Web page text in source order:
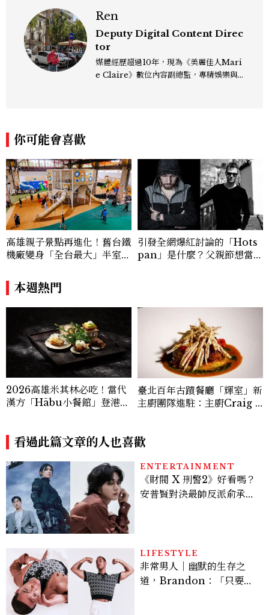
Ren
Deputy Digital Content Direc
tor
媒體經歷超過10年，現為《美麗佳人Mari
e Claire》數位內容副總監，專精娛樂與
你可能會喜歡
高雄親子景點再進化！舊台鐵
機廠變身「全台最大」半室內
費玩到飽
引發全網爆紅討論的「Hots
pan」是什麼？父親節想當天
本週熱門
2026高雄米其林必吃！當代
漢方「Hābu小餐館」登港
臺北百年古蹟餐廳「輝室」新
主廚團隊進駐：主廚Craig Y
料理風味
看過此篇文章的人也喜歡
ENTERTAINMENT
《財閥 X 刑警2》好看嗎？
安普賢對決最帥反派俞承
多大？
LIFESTYLE
非常男人｜幽默的生存之
道，Brandon：「只要能